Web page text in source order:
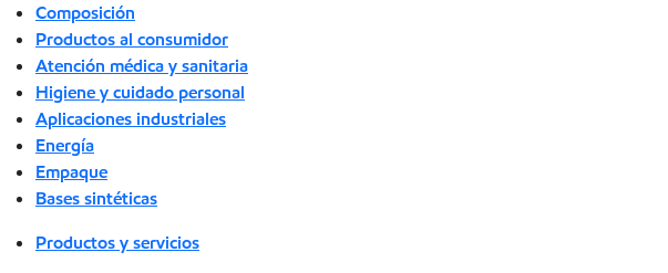
Composición
Productos al consumidor
Atención médica y sanitaria
Higiene y cuidado personal
Aplicaciones industriales
Energía
Empaque
Bases sintéticas
Productos y servicios